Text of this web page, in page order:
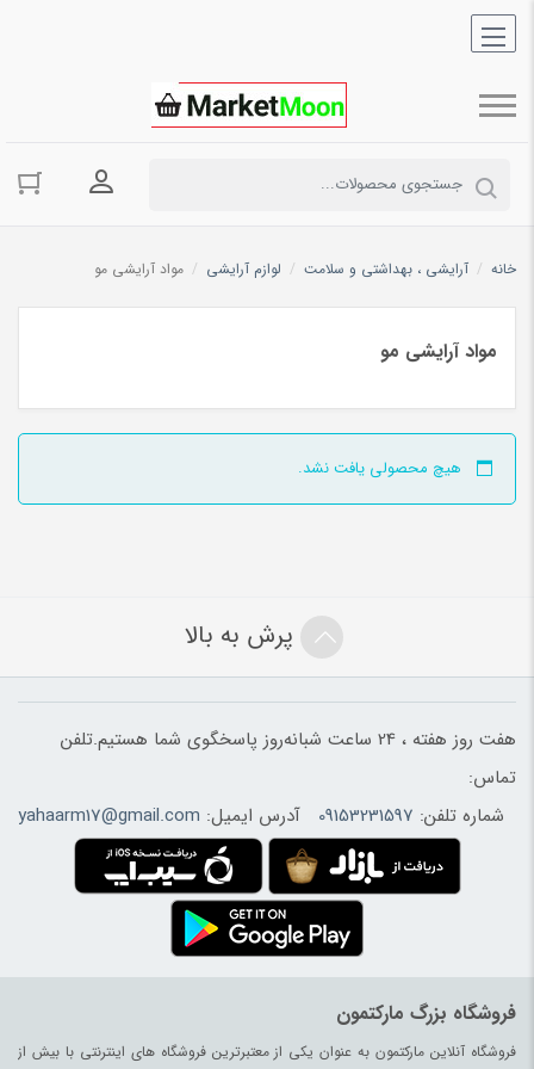
ورود به
خانه / آرایشی ، بهداشتی و سلامت / لوازم آرایشی / مواد آرایشی مو
مواد آرایشی مو
هیچ محصولی یافت نشد.
پرش به بالا
هفت روز هفته ، 24 ساعت شبانه‌روز پاسخگوی شما هستیم.تلفن
تماس:
شماره تلفن: 09153231597 آدرس ایمیل: yahaarm17@gmail.com
فروشگاه بزرگ مارکتمون
فروشگاه آنلاین مارکتمون به عنوان یکی از معتبرترین فروشگاه های اینترنتی با بیش از